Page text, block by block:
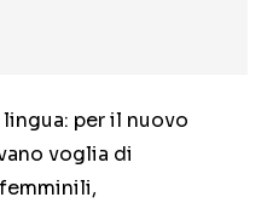
per il nuovo
voglia di